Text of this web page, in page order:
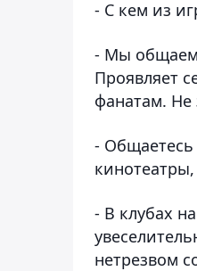
- С кем из
- Мы
Проявляет
фанатам. Не
- Общаетесь
- В клубах
нетрезвом